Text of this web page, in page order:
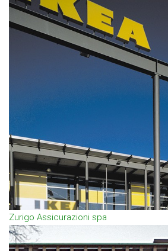
Zurigo Assicurazioni spa